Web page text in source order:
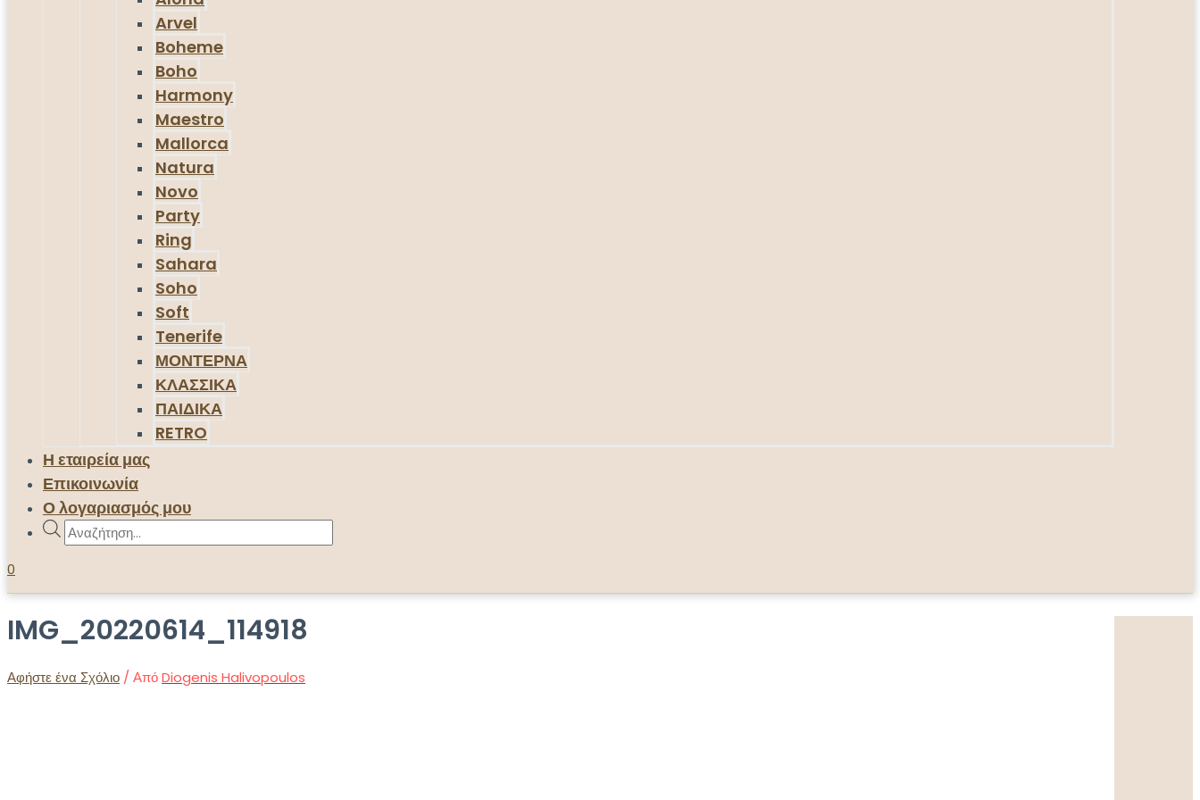
Arvel
Boheme
Boho
Harmony
Maestro
Mallorca
Natura
Novo
Party
Ring
Sahara
Soho
Soft
Tenerife
ΜΟΝΤΕΡΝΑ
ΚΛΑΣΣΙΚΑ
ΠΑΙΔΙΚΑ
RETRO
Η εταιρεία μας
Επικοινωνία
Ο λογαριασμός μου
Products
search
0
IMG_20220614_114918
Αφήστε ένα Σχόλιο / ΑπόDiogenis Halivopoulos